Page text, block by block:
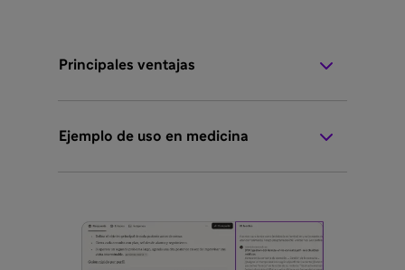
Principales ventajas
Ejemplo de uso en medicina